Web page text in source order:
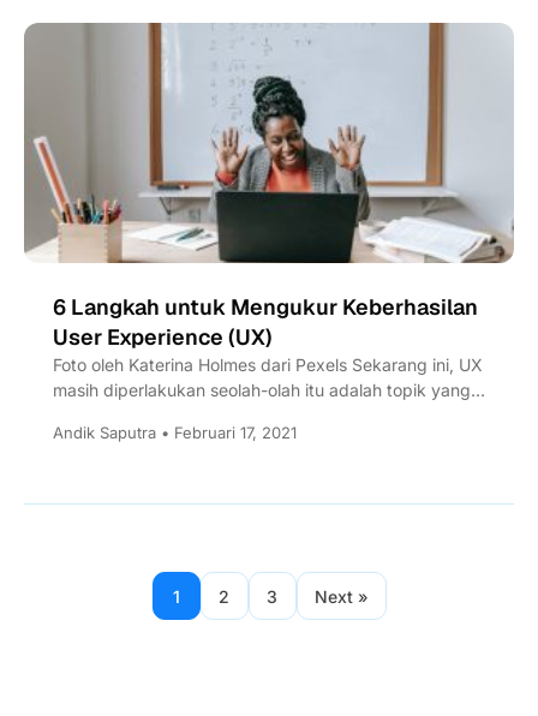
6 Langkah untuk Mengukur Keberhasilan
User Experience (UX)
Foto oleh Katerina Holmes dari Pexels Sekarang ini, UX
masih diperlakukan seolah-olah itu adalah topik yang
Andik Saputra • Februari 17, 2021
1 2 3 Next »